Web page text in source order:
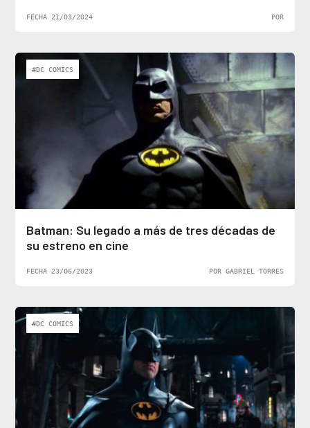
FECHA 21/03/2024 POR
#DC COMICS
Batman: Su legado a más de tres décadas de
su estreno en cine
FECHA 23/06/2023 POR GABRIEL TORRES
#DC COMICS